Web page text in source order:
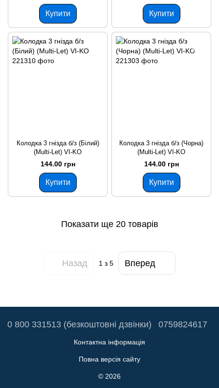
Купити Купити
Колодка 3 гнізда б/з (Білий)
(Multi-Let) VI-KO
144.00 грн
Купити
Колодка 3 гнізда б/з (Чорна)
(Multi-Let) VI-KO
144.00 грн
Купити
Показати ще 20 товарів
Назад 1з 5 Вперед
0 800 331513 (безкоштовні дзвінки) 0759824617
Контактна інформація
Повна версія сайту
© 2026